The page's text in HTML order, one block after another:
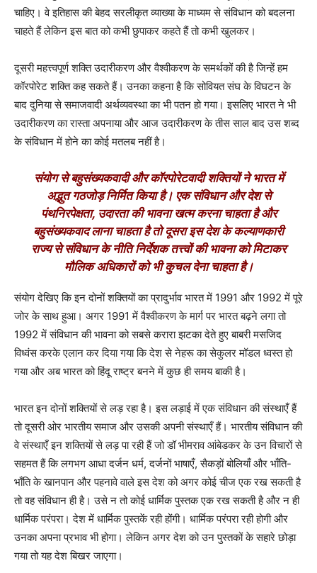
चाहिए। वे इतिहास की बेहद सरलीकृत व्याख्या के माध्यम से संविधान को बदलना
चाहते हैं लेकिन इस बात को कभी छुपाकर कहते हैं तो कभी खुलकर।
दूसरी महत्त्वपूर्ण शक्ति उदारीकरण और वैश्वीकरण के समर्थकों की है जिन्हें हम
कॉरपोरेट शक्ति कह सकते हैं। उनका कहना है कि सोवियत संघ के विघटन के
बाद दुनिया से समाजवादी अर्थव्यवस्था का भी पतन हो गया। इसलिए भारत ने भी
उदारीकरण का रास्ता अपनाया और आज उदारीकरण के तीस साल बाद उस शब्द
के संविधान में होने का कोई मतलब नहीं है।
संयोग से बहुसंख्यकवादी और कॉरपोरेटवादी शक्तियों ने भारत में
अद्भुत गठजोड़ निर्मित किया है। एक संविधान और देश से
पंथनिरपेक्षता, उदारता की भावना खत्म करना चाहता है और
बहुसंख्यकवाद लाना चाहता है तो दूसरा इस देश के कल्याणकारी
राज्य से संविधान के नीति निर्देशक तत्त्वों की भावना को मिटाकर
मौलिक अधिकारों को भी कुचल देना चाहता है।
संयोग देखिए कि इन दोनों शक्तियों का प्रादुर्भाव भारत में 1991 और 1992 में पूरे
जोर के साथ हुआ। अगर 1991 में वैश्वीकरण के मार्ग पर भारत बढ़ने लगा तो
1992 में संविधान की भावना को सबसे करारा झटका देते हुए बाबरी मसजिद
विध्वंस करके एलान कर दिया गया कि देश से नेहरू का सेकुलर मॉडल ध्वस्त हो
गया और अब भारत को हिंदू राष्ट्र बनने में कुछ ही समय बाकी है।
भारत इन दोनों शक्तियों से लड़ रहा है। इस लड़ाई में एक संविधान की संस्थाएँ हैं
तो दूसरी ओर भारतीय समाज और उसकी अपनी संस्थाएँ हैं। भारतीय संविधान की
वे संस्थाएँ इन शक्तियों से लड़ पा रही हैं जो डॉ भीमराव आंबेडकर के उन विचारों से
सहमत हैं कि लगभग आधा दर्जन धर्म, दर्जनों भाषाएँ, सैकड़ों बोलियाँ और भाँति-
भाँति के खानपान और पहनावे वाले इस देश को अगर कोई चीज एक रख सकती है
तो वह संविधान ही है। उसे न तो कोई धार्मिक पुस्तक एक रख सकती है और न ही
धार्मिक परंपरा। देश में धार्मिक पुस्तकें रही होंगी। धार्मिक परंपरा रही होगी और
उनका अपना प्रभाव भी होगा। लेकिन अगर देश को उन पुस्तकों के सहारे छोड़ा
गया तो यह देश बिखर जाएगा।